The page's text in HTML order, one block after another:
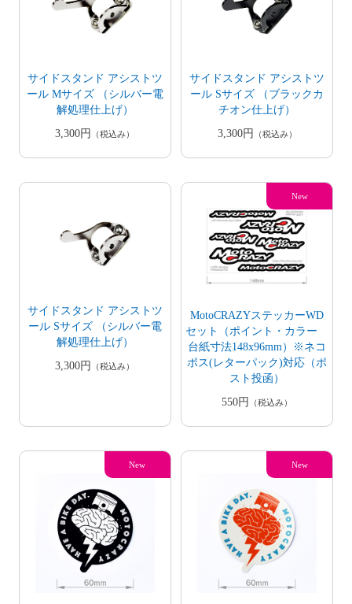
サイドスタンド アシストツ
ール Mサイズ （シルバー電
解処理仕上げ）
3,300円
（税込み）
サイドスタンド アシストツ
ール Sサイズ （ブラックカ
チオン仕上げ）
3,300円
（税込み）
サイドスタンド アシストツ
ール Sサイズ （シルバー電
解処理仕上げ）
3,300円
（税込み）
MotoCRAZYステッカーWD
セット（ポイント・カラー
台紙寸法148x96mm）※ネコ
ポス(レターパック)対応（ポ
スト投函）
550円
（税込み）